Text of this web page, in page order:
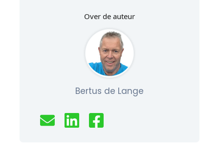
Over de auteur
Bertus de Lange